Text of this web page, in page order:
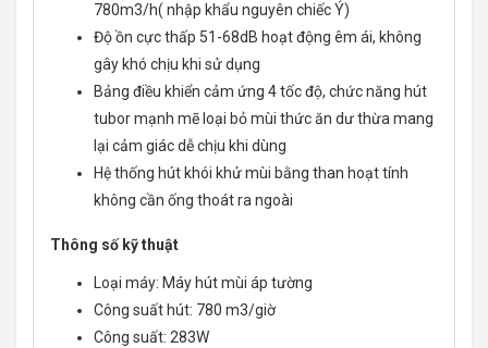
780m3/h( nhập khẩu nguyên chiếc Ý)
Độ ồn cực thấp 51-68dB hoạt động êm ái, không
gây khó chịu khi sử dụng
Bảng điều khiển cảm ứng 4 tốc độ, chức năng hút
tubor mạnh mẽ loại bỏ mùi thức ăn dư thừa mang
lại cảm giác dễ chịu khi dùng
Hệ thống hút khói khử mùi bằng than hoạt tính
không cần ống thoát ra ngoài
Thông số kỹ thuật
Loại máy: Máy hút mùi áp tường
Công suất hút: 780 m3/giờ
Công suất: 283W